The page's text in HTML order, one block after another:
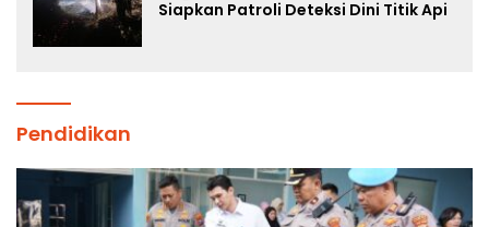
Siapkan Patroli Deteksi Dini Titik Api
Pendidikan